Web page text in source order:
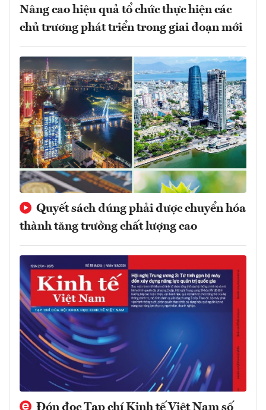
Nâng cao hiệu quả tổ chức thực hiện các
chủ trương phát triển trong giai đoạn mới
Quyết sách đúng phải được chuyển hóa
thành tăng trưởng chất lượng cao
Đón đọc Tạp chí Kinh tế Việt Nam số